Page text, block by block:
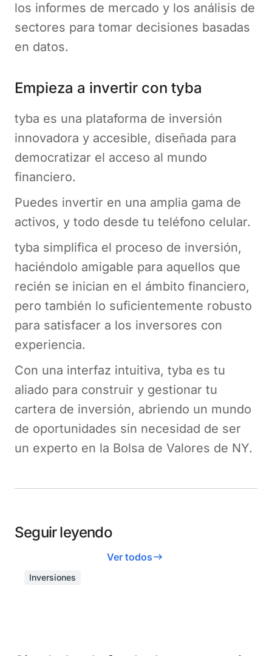
los informes de mercado y los análisis de
sectores para tomar decisiones basadas
en datos.
Empieza a invertir con tyba
tyba es una plataforma de inversión
innovadora y accesible, diseñada para
democratizar el acceso al mundo
financiero.
Puedes invertir en una amplia gama de
activos, y todo desde tu teléfono celular.
tyba simplifica el proceso de inversión,
haciéndolo amigable para aquellos que
recién se inician en el ámbito financiero,
pero también lo suficientemente robusto
para satisfacer a los inversores con
experiencia.
Con una interfaz intuitiva, tyba es tu
aliado para construir y gestionar tu
cartera de inversión, abriendo un mundo
de oportunidades sin necesidad de ser
un experto en la Bolsa de Valores de NY.
Seguir leyendo
Ver todos
Inversiones